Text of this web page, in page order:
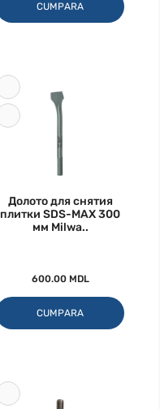
CUMPARA
Долото для снятия
плитки SDS-MAX 300
мм Milwa..
600.00 MDL
CUMPARA